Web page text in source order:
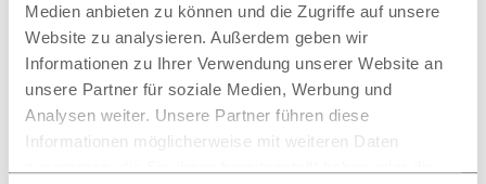
Medien anbieten zu können und die Zugriffe auf unsere
Website zu analysieren. Außerdem geben wir
Informationen zu Ihrer Verwendung unserer Website an
unsere Partner für soziale Medien, Werbung und
Analysen weiter. Unsere Partner führen diese
Informationen möglicherweise mit weiteren Daten